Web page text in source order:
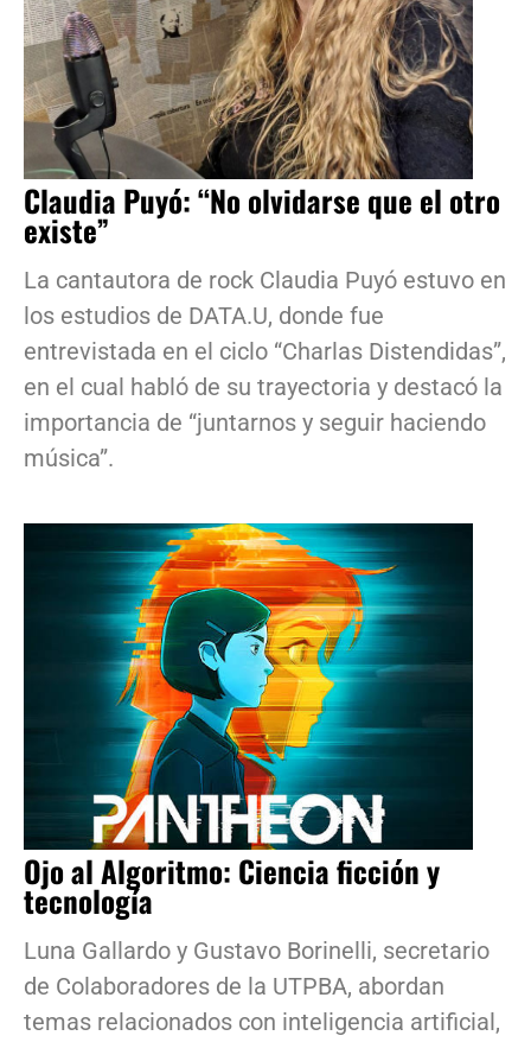
Claudia Puyó: “No olvidarse que el otro
existe”
La cantautora de rock Claudia Puyó estuvo en
los estudios de DATA.U, donde fue
entrevistada en el ciclo “Charlas Distendidas”,
en el cual habló de su trayectoria y destacó la
importancia de “juntarnos y seguir haciendo
música”.
Ojo al Algoritmo: Ciencia ficción y
tecnología
Luna Gallardo y Gustavo Borinelli, secretario
de Colaboradores de la UTPBA, abordan
temas relacionados con inteligencia artificial,